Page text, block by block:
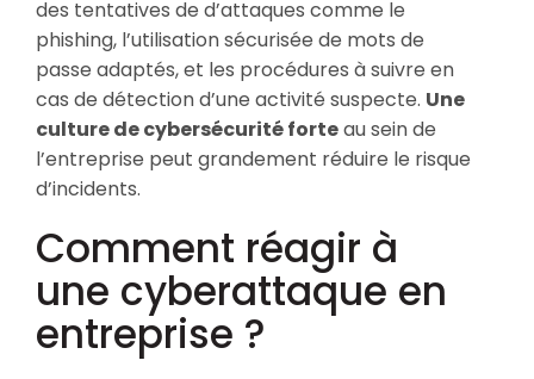
des tentatives de d’attaques comme le
phishing, l’utilisation sécurisée de mots de
passe adaptés, et les procédures à suivre en
cas de détection d’une activité suspecte. Une
culture de cybersécurité forteau sein de
l’entreprise peut grandement réduire le risque
d’incidents.
Comment réagir à
une cyberattaque en
entreprise ?